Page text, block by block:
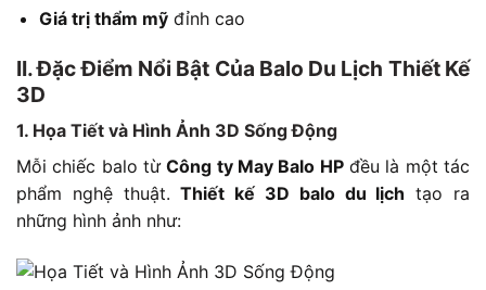
Giá trị thẩm mỹđỉnh cao
II. Đặc Điểm Nổi Bật Của Balo Du Lịch Thiết Kế
3D
1. Họa Tiết và Hình Ảnh 3D Sống Động
Mỗi chiếc balo từCông ty May Balo HPđều là một tác
phẩm nghệ thuật.Thiết kế 3D balo du lịch tạo ra
những hình ảnh như: